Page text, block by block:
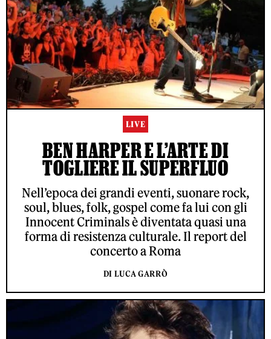
LIVE
BEN HARPER E L’ARTE DI
TOGLIERE IL SUPERFLUO
Nell’epoca dei grandi eventi, suonare rock,
soul, blues, folk, gospel come fa lui con gli
Innocent Criminals è diventata quasi una
forma di resistenza culturale. Il report del
concerto a Roma
DI LUCA GARRÒ